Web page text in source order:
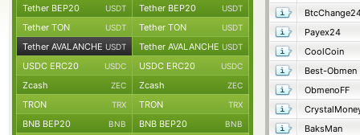
Payex24
CoolCoin
Best-Obmen
ObmenoFF
BaksMan
Tether BEP20 USDT Tether BEP20 USDT
Tether TON USDT Tether TON USDT
Tether AVALANCHE USDT Tether AVALANCHE USDT
USDC ERC20 USDC USDC ERC20 USDC
Zcash ZEC Zcash ZEC
TRON TRX TRON TRX
BNB BEP20 BNB BNB BEP20 BNB